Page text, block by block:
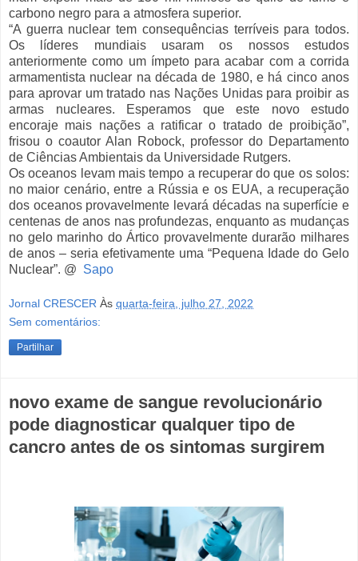
carbono negro para a atmosfera superior.
“A guerra nuclear tem consequências terríveis para todos.
Os líderes mundiais usaram os nossos estudos
anteriormente como um ímpeto para acabar com a corrida
armamentista nuclear na década de 1980, e há cinco anos
para aprovar um tratado nas Nações Unidas para proibir as
armas nucleares. Esperamos que este novo estudo
encoraje mais nações a ratificar o tratado de proibição”,
frisou o coautor Alan Robock, professor do Departamento
de Ciências Ambientais da Universidade Rutgers.
Os oceanos levam mais tempo a recuperar do que os solos:
no maior cenário, entre a Rússia e os EUA, a recuperação
dos oceanos provavelmente levará décadas na superfície e
centenas de anos nas profundezas, enquanto as mudanças
no gelo marinho do Ártico provavelmente durarão milhares
de anos – seria efetivamente uma “Pequena Idade do Gelo
Nuclear”. @ Sapo
Jornal CRESCER Às quarta-feira, julho 27, 2022
Sem comentários:
Partilhar
novo exame de sangue revolucionário
pode diagnosticar qualquer tipo de
cancro antes de os sintomas surgirem